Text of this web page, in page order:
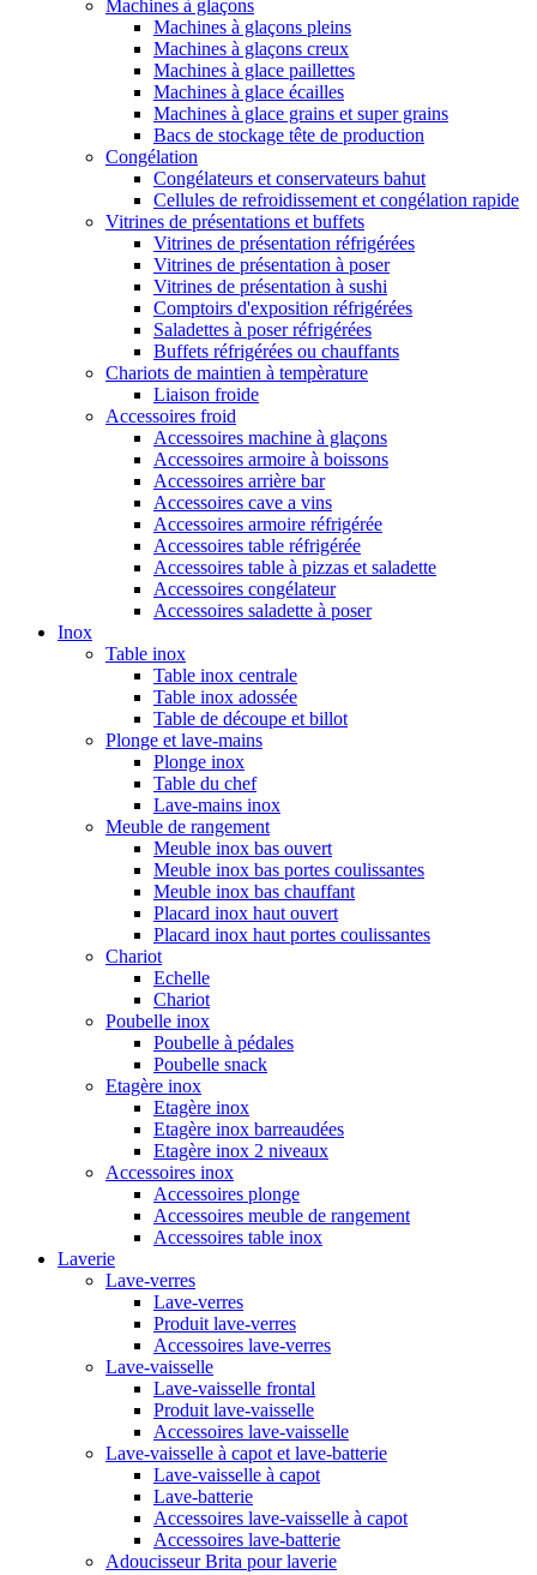
Machines à glaçons
Machines à glaçons pleins
Machines à glaçons creux
Machines à glace paillettes
Machines à glace écailles
Machines à glace grains et super grains
Bacs de stockage tête de production
Congélation
Congélateurs et conservateurs bahut
Cellules de refroidissement et congélation rapide
Vitrines de présentations et buffets
Vitrines de présentation réfrigérées
Vitrines de présentation à poser
Vitrines de présentation à sushi
Comptoirs d'exposition réfrigérées
Saladettes à poser réfrigérées
Buffets réfrigérées ou chauffants
Chariots de maintien à tempèrature
Liaison froide
Accessoires froid
Accessoires machine à glaçons
Accessoires armoire à boissons
Accessoires arrière bar
Accessoires cave a vins
Accessoires armoire réfrigérée
Accessoires table réfrigérée
Accessoires table à pizzas et saladette
Accessoires congélateur
Accessoires saladette à poser
Inox
Table inox
Table inox centrale
Table inox adossée
Table de découpe et billot
Plonge et lave-mains
Plonge inox
Table du chef
Lave-mains inox
Meuble de rangement
Meuble inox bas ouvert
Meuble inox bas portes coulissantes
Meuble inox bas chauffant
Placard inox haut ouvert
Placard inox haut portes coulissantes
Chariot
Echelle
Chariot
Poubelle inox
Poubelle à pédales
Poubelle snack
Etagère inox
Etagère inox
Etagère inox barreaudées
Etagère inox 2 niveaux
Accessoires inox
Accessoires plonge
Accessoires meuble de rangement
Accessoires table inox
Laverie
Lave-verres
Lave-verres
Produit lave-verres
Accessoires lave-verres
Lave-vaisselle
Lave-vaisselle frontal
Produit lave-vaisselle
Accessoires lave-vaisselle
Lave-vaisselle à capot et lave-batterie
Lave-vaisselle à capot
Lave-batterie
Accessoires lave-vaisselle à capot
Accessoires lave-batterie
Adoucisseur Brita pour laverie